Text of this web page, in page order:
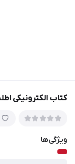
کتاب الکترونیکی
ویژگی‌ها